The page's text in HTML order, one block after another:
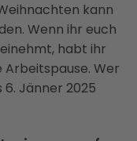
kann
Wenn ihr euch
habt ihr
Arbeitspause. Wer
Jänner 2025